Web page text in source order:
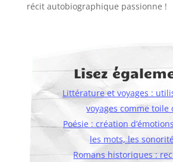
récit autobiographique passionne !
Lisez
Littérature et voyages :
voyages comme toile
Poésie : création
les mots, les
Romans historiques :